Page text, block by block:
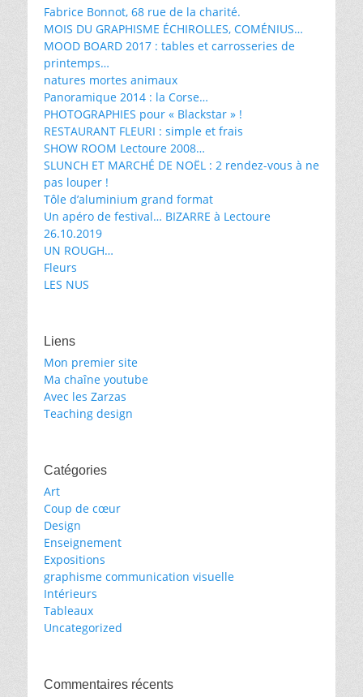
Fabrice Bonnot, 68 rue de la charité.
MOIS DU GRAPHISME ÉCHIROLLES, COMÉNIUS…
MOOD BOARD 2017 : tables et carrosseries de
printemps…
natures mortes animaux
Panoramique 2014 : la Corse…
PHOTOGRAPHIES pour « Blackstar » !
RESTAURANT FLEURI : simple et frais
SHOW ROOM Lectoure 2008…
SLUNCH ET MARCHÉ DE NOËL : 2 rendez-vous à ne
pas louper !
Tôle d’aluminium grand format
Un apéro de festival… BIZARRE à Lectoure
26.10.2019
UN ROUGH…
Fleurs
LES NUS
Liens
Mon premier site
Ma chaîne youtube
Avec les Zarzas
Teaching design
Catégories
Art
Coup de cœur
Design
Enseignement
Expositions
graphisme communication visuelle
Intérieurs
Tableaux
Uncategorized
Commentaires récents